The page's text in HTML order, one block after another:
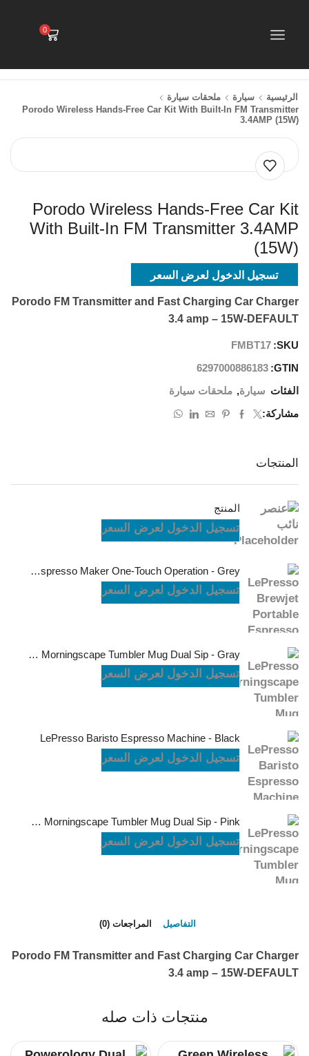
0
الرئيسية سيارة
ملحقات سيارة
Porodo Wireless Hands-Free Car Kit With Built-In FM Transmitter
3.4AMP (15W)
Porodo Wireless Hands-Free Car Kit
With Built-In FM Transmitter 3.4AMP
(15W)
تسجيل الدخول لعرض السعر
Porodo FM Transmitter and Fast Charging Car Charger
3.4 amp – 15W-DEFAULT
SKU:
FMBT17
GTIN:
6297000886183
الفئات سيارة, ملحقات سيارة
مشاركة:
المنتجات
المنتج
تسجيل الدخول لعرض السعر
LePresso Brewjet Portable Espresso Maker One-Touch Operation - Grey
تسجيل الدخول لعرض السعر
LePresso Morningscape Tumbler Mug Dual Sip - Gray
تسجيل الدخول لعرض السعر
LePresso Baristo Espresso Machine - Black
تسجيل الدخول لعرض السعر
LePresso Morningscape Tumbler Mug Dual Sip - Pink
تسجيل الدخول لعرض السعر
التفاصيل المراجعات (0)
Porodo FM Transmitter and Fast Charging Car Charger
3.4 amp – 15W-DEFAULT
منتجات ذات صله